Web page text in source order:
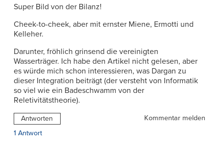
Super Bild von der Bilanz!
Cheek-to-cheek, aber mit ernster Miene, Ermotti und
Kelleher.
Darunter, fröhlich grinsend die vereinigten
Wasserträger. Ich habe den Artikel nicht gelesen, aber
es würde mich schon interessieren, was Dargan zu
dieser Integration beiträgt (der versteht von Informatik
so viel wie ein Badeschwamm von der
Reletivitätstheorie).
Antworten
Kommentar melden
1 Antwort